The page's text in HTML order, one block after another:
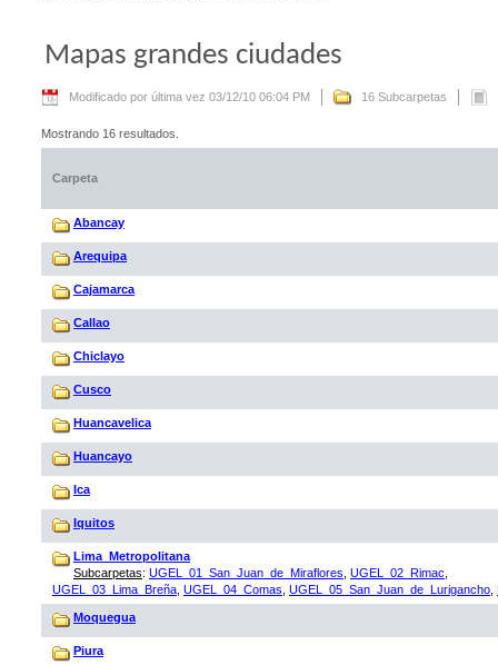
Mapas grandes ciudades
Modificado por última vez 03/12/10 06:04 PM 16 Subcarpetas
Mostrando 16 resultados.
Carpeta
Abancay
Arequipa
Cajamarca
Callao
Chiclayo
Cusco
Huancavelica
Huancayo
Ica
Iquitos
Lima_Metropolitana
Subcarpetas: UGEL_01_San_Juan_de_Miraflores UGEL_02_Rimac
UGEL_03_Lima_Breña UGEL_04_Comas UGEL_05_San_Juan_de_Lurigancho
Moquegua
Piura